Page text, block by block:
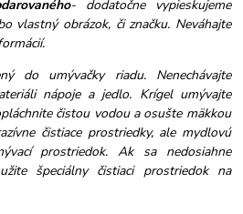
- dodatočne vypieskujeme
vlastný obrázok, či značku. Neváhajte
do umývačky riadu. Nenechávajte
nápoje a jedlo. Krígel umývajte
čistou vodou a osušte mäkkou
čistiace prostriedky, ale mydlovú
prostriedok. Ak sa nedosiahne
špeciálny čistiaci prostriedok na